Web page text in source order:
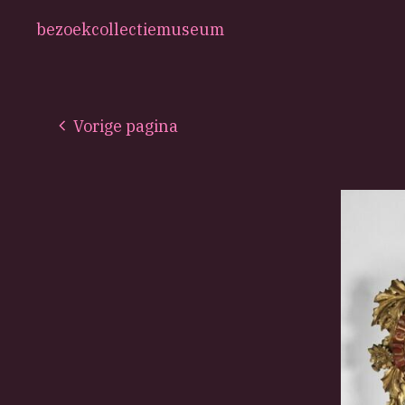
bezoekcollectiemuseum
Vorige pagina